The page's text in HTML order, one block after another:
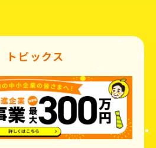
トピックス